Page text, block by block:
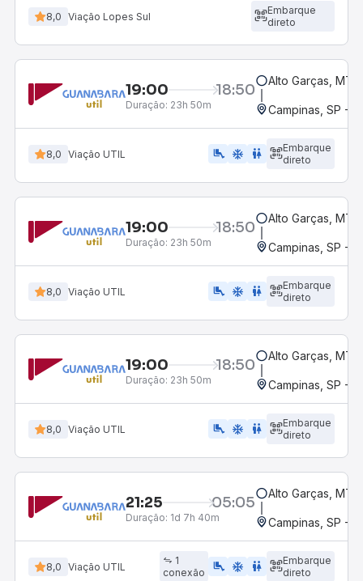
8,0 Viação Lopes Sul
Embarque
direto
19:00 18:50
Duração: 23h 50m
Alto Garças, MT
Campinas, SP -
8,0 Viação UTIL airline_seat_legroom_extra ac_unit WC
Embarque
direto
19:00 18:50
Duração: 23h 50m
Alto Garças, MT
Campinas, SP -
8,0 Viação UTIL airline_seat_legroom_extra ac_unit wc
Embarque
direto
19:00 18:50
Duração: 23h 50m
Alto Garças, MT
Campinas, SP -
8,0 Viação UTIL airline_seat_legroom_extra ac_unit wc
Embarque
direto
21:25 05:05
Duração: 1d 7h 40m
Alto Garças, MT
Campinas, SP -
8,0 Viação UTIL
1
conexão
airline_seat_legroom_extra ac_unit WC
Embarque
direto